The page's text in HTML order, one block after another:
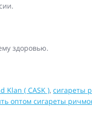
здоровью.
Klan ( CASK ), сигареты
оптом сигареты